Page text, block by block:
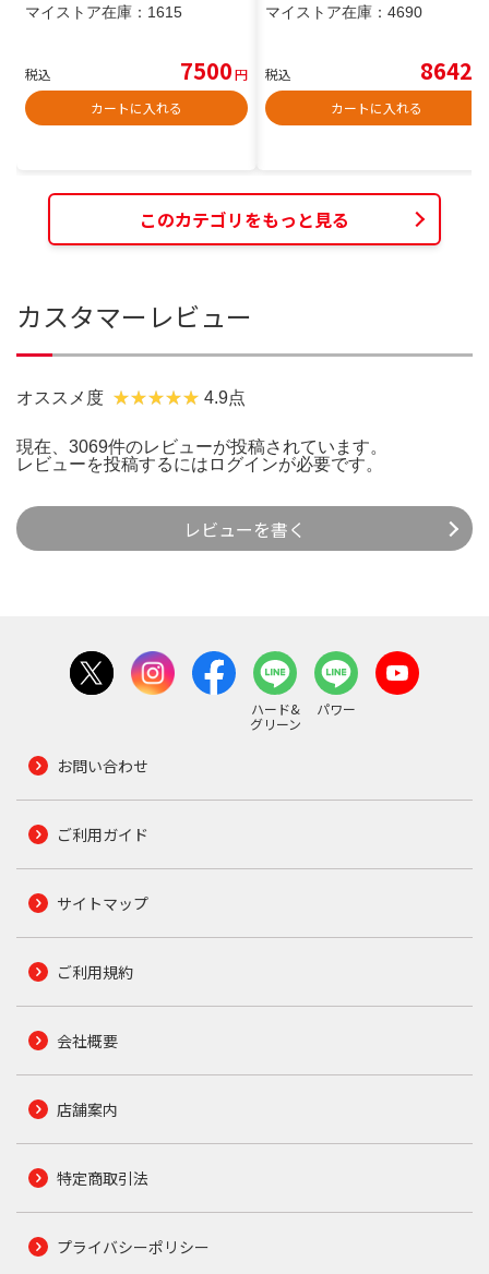
マイストア在庫： 1615
税込 7500円
カートに入れる
マイストア在庫： 4690
税込 8642
カートに入れる
このカテゴリをもっと見る
カスタマーレビュー
オススメ度 4.9点
現在、3069件のレビューが投稿されています。
レビューを投稿するには ログインが必要です。
レビューを書く
ハード&
グリーン
パワー
お問い合わせ
ご利用ガイド
サイトマップ
ご利用規約
会社概要
店舗案内
特定商取引法
プライバシーポリシー